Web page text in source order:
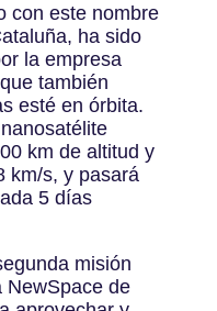
con este nombre
ha sido
la empresa
también
esté en órbita.
km de altitud y
km/s, y pasará
5 días
misión
NewSpace de